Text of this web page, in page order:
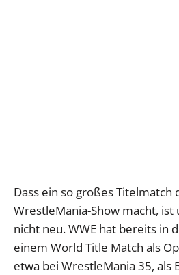
Dass ein so großes Titelmatch
WrestleMania-Show macht,
nicht neu. WWE hat bereits in
einem World Title Match als
etwa bei WrestleMania 35, als